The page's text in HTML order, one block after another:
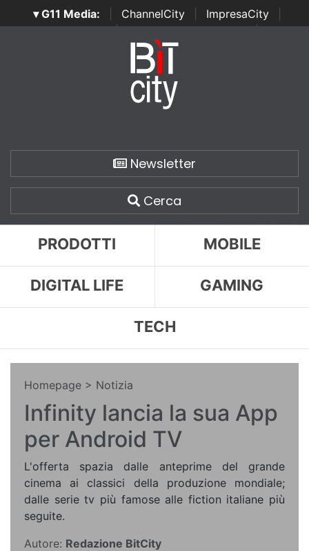
▾ G11 Media: ChannelCity ImpresaCity
SecurityOpenLab | Italian Channel Awards | Italian
Italian Security Awards
Newsletter
Cerca
PRODOTTI MOBILE
DIGITAL LIFE GAMING
TECH
Homepage > Notizia
Infinity lancia la sua App
per Android TV
L'offerta spazia dalle anteprime del grande
cinema ai classici della produzione mondiale;
dalle serie tv più famose alle fiction italiane più
seguite.
Autore: Redazione BitCity